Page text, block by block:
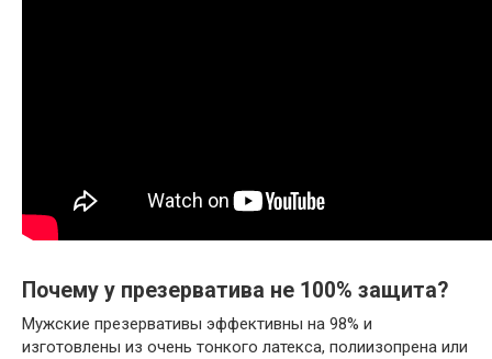
Почему у презерватива не 100% защита?
Мужские презервативы эффективны на 98% и
изготовлены из очень тонкого латекса, полиизопрена или